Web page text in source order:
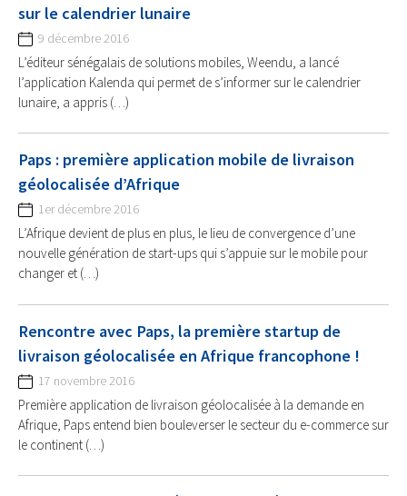
sur le calendrier lunaire
9 décembre 2016
L’éditeur sénégalais de solutions mobiles, Weendu, a lancé
l’application Kalenda qui permet de s’informer sur le calendrier
lunaire, a appris (…)
Paps : première application mobile de livraison
géolocalisée d’Afrique
1er décembre 2016
L’Afrique devient de plus en plus, le lieu de convergence d’une
nouvelle génération de start-ups qui s’appuie sur le mobile pour
changer et (…)
Rencontre avec Paps, la première startup de
livraison géolocalisée en Afrique francophone !
17 novembre 2016
Première application de livraison géolocalisée à la demande en
Afrique, Paps entend bien bouleverser le secteur du e-commerce sur
le continent (…)